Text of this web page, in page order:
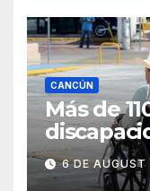
CANCÚN
Más de
Cancún;
de
6 DE